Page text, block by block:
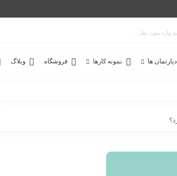
دپارتمان ها نمونه کارها فروشگاه وبلاگ